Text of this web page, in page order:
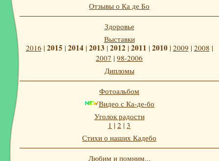
Отзывы о Ка де Бо
Здоровье
Выставки
2016 | 2015 | 2014| 2013 | 2012 | 2011 | 2010 | 2009 | 2008 |
2007 | 98-2006
Дипломы
Фотоальбом
Видео с Ка-де-бо
Уголок радости
1 | 2 | 3
Стихи о наших Кадебо
Любим и помним...